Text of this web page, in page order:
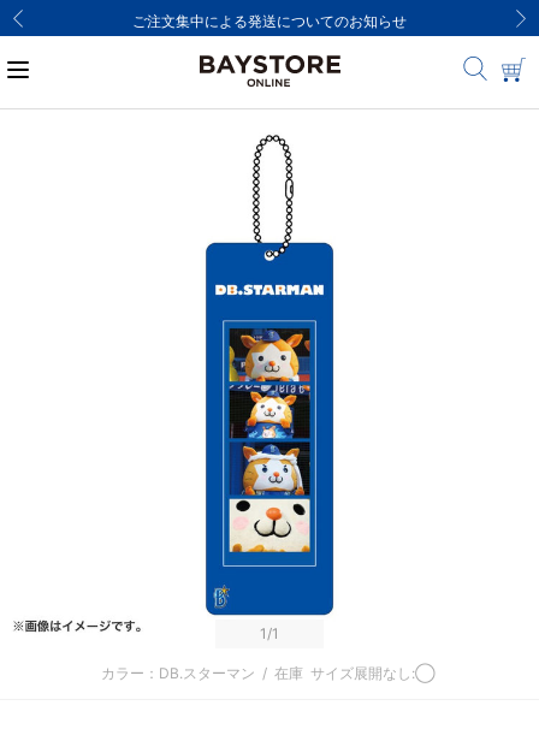
ご注文集中による発送についてのお知らせ
1/1
カラー：DB.スターマン / 在庫 サイズ展開なし:◯